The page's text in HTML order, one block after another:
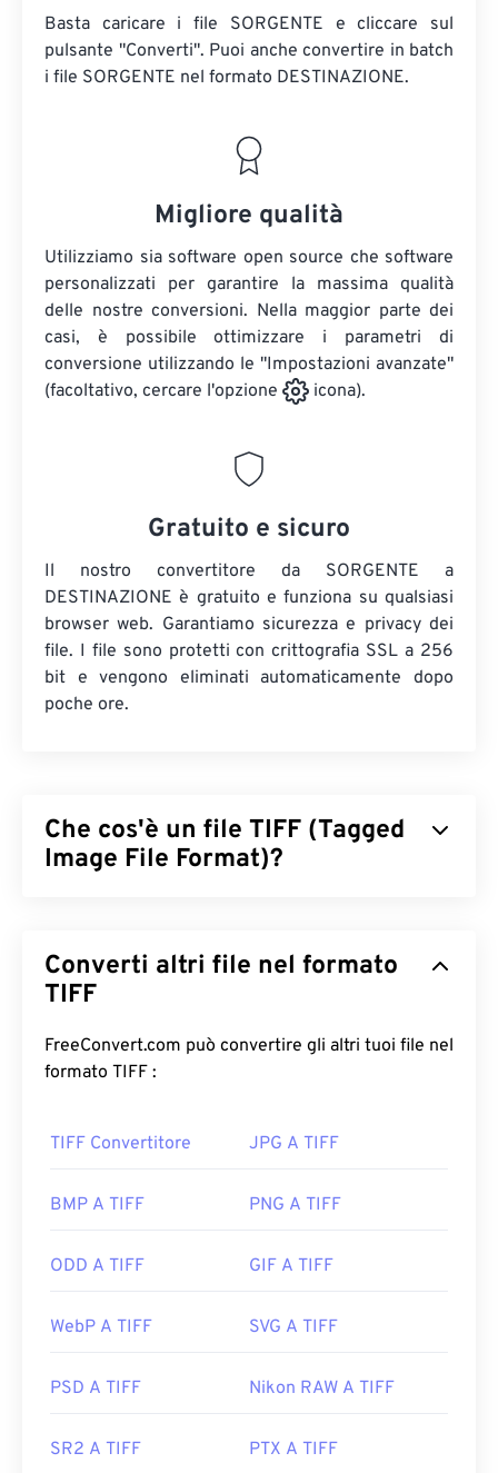
Basta caricare i file SORGENTE e cliccare sul
pulsante "Converti". Puoi anche convertire in batch
i file SORGENTE nel formato DESTINAZIONE.
Migliore qualità
Utilizziamo sia software open source che software
personalizzati per garantire la massima qualità
delle nostre conversioni. Nella maggior parte dei
casi, è possibile ottimizzare i parametri di
conversione utilizzando le "Impostazioni avanzate"
(facoltativo, cercare l'opzione
icona).
Gratuito e sicuro
Il nostro convertitore da SORGENTE a
DESTINAZIONE è gratuito e funziona su qualsiasi
browser web. Garantiamo sicurezza e privacy dei
file. I file sono protetti con crittografia SSL a 256
bit e vengono eliminati automaticamente dopo
poche ore.
Che cos'è un file TIFF (Tagged
Image File Format)?
più comuni. L'uso più diffuso dei file TIFF è nella
pubblicità digitale e nel desktop publishing. La
questo formato la flessibilità necessaria per
fungere dacontenitore
macOS. Un programma gratuito e indipendente
utilizzare il nostro convertitoreda TIFF a JPG
GNU Image Manipulation Program (GIMP
Converti altri file nel formato
TIFF
FreeConvert.com può convertire gli altri tuoi file nel
formato TIFF :
TIFF Convertitore JPG A TIFF
BMP A TIFF PNG A TIFF
ODD A TIFF GIF A TIFF
WebP A TIFF SVG A TIFF
PSD A TIFF Nikon RAW A TIFF
SR2 A TIFF PTX A TIFF